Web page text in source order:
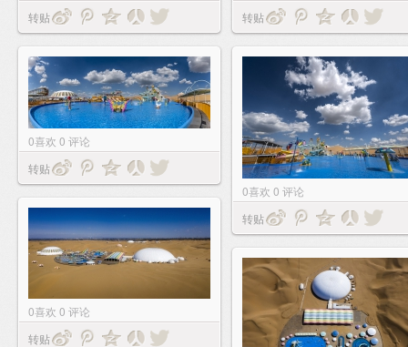
转贴
转贴
0喜欢 0 评论
转贴
0喜欢 0 评论
转贴
0喜欢 0 评论
转贴